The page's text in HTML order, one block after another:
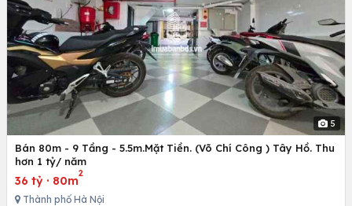
5
Bán 80m - 9 Tầng - 5.5m.Mặt Tiền. (Võ Chí Công ) Tây Hồ. Thu
hơn 1 tỷ/ năm
36 tỷ · 80m
2
Thành phố Hà Nội